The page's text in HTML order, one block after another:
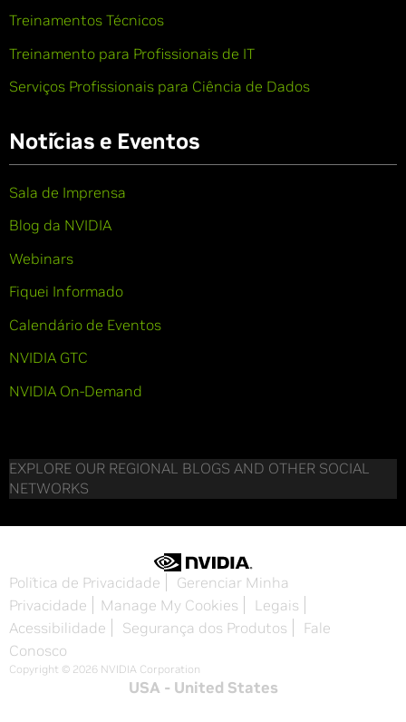
Treinamentos Técnicos
Treinamento para Profissionais de IT
Serviços Profissionais para Ciência de Dados
Notícias e Eventos
Sala de Imprensa
Blog da NVIDIA
Webinars
Fiquei Informado
Calendário de Eventos
NVIDIA GTC
NVIDIA On-Demand
EXPLORE OUR REGIONAL BLOGS AND OTHER SOCIAL
NETWORKS
Política de Privacidade
Gerenciar Minha
Privacidade
Manage My Cookies
Legais
Acessibilidade
Segurança dos Produtos
Fale
Conosco
Copyright © 2026 NVIDIA Corporation
USA - United States